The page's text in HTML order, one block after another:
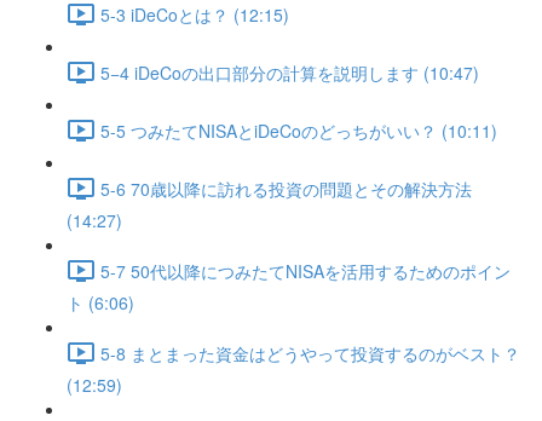
5-3 iDeCoとは？ (12:15)
5−4 iDeCoの出口部分の計算を説明します (10:47)
5-5 つみたてNISAとiDeCoのどっちがいい？ (10:11)
5-6 70歳以降に訪れる投資の問題とその解決方法
(14:27)
5-7 50代以降につみたてNISAを活用するためのポイン
ト (6:06)
5-8 まとまった資金はどうやって投資するのがベスト？
(12:59)